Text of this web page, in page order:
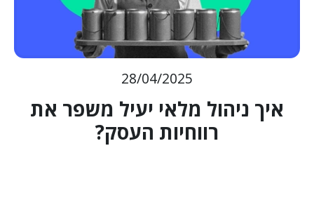
28/04/2025
איך ניהול מלאי יעיל משפר את
רווחיות העסק?